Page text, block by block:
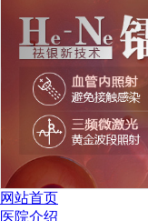
网站首页
医院介绍